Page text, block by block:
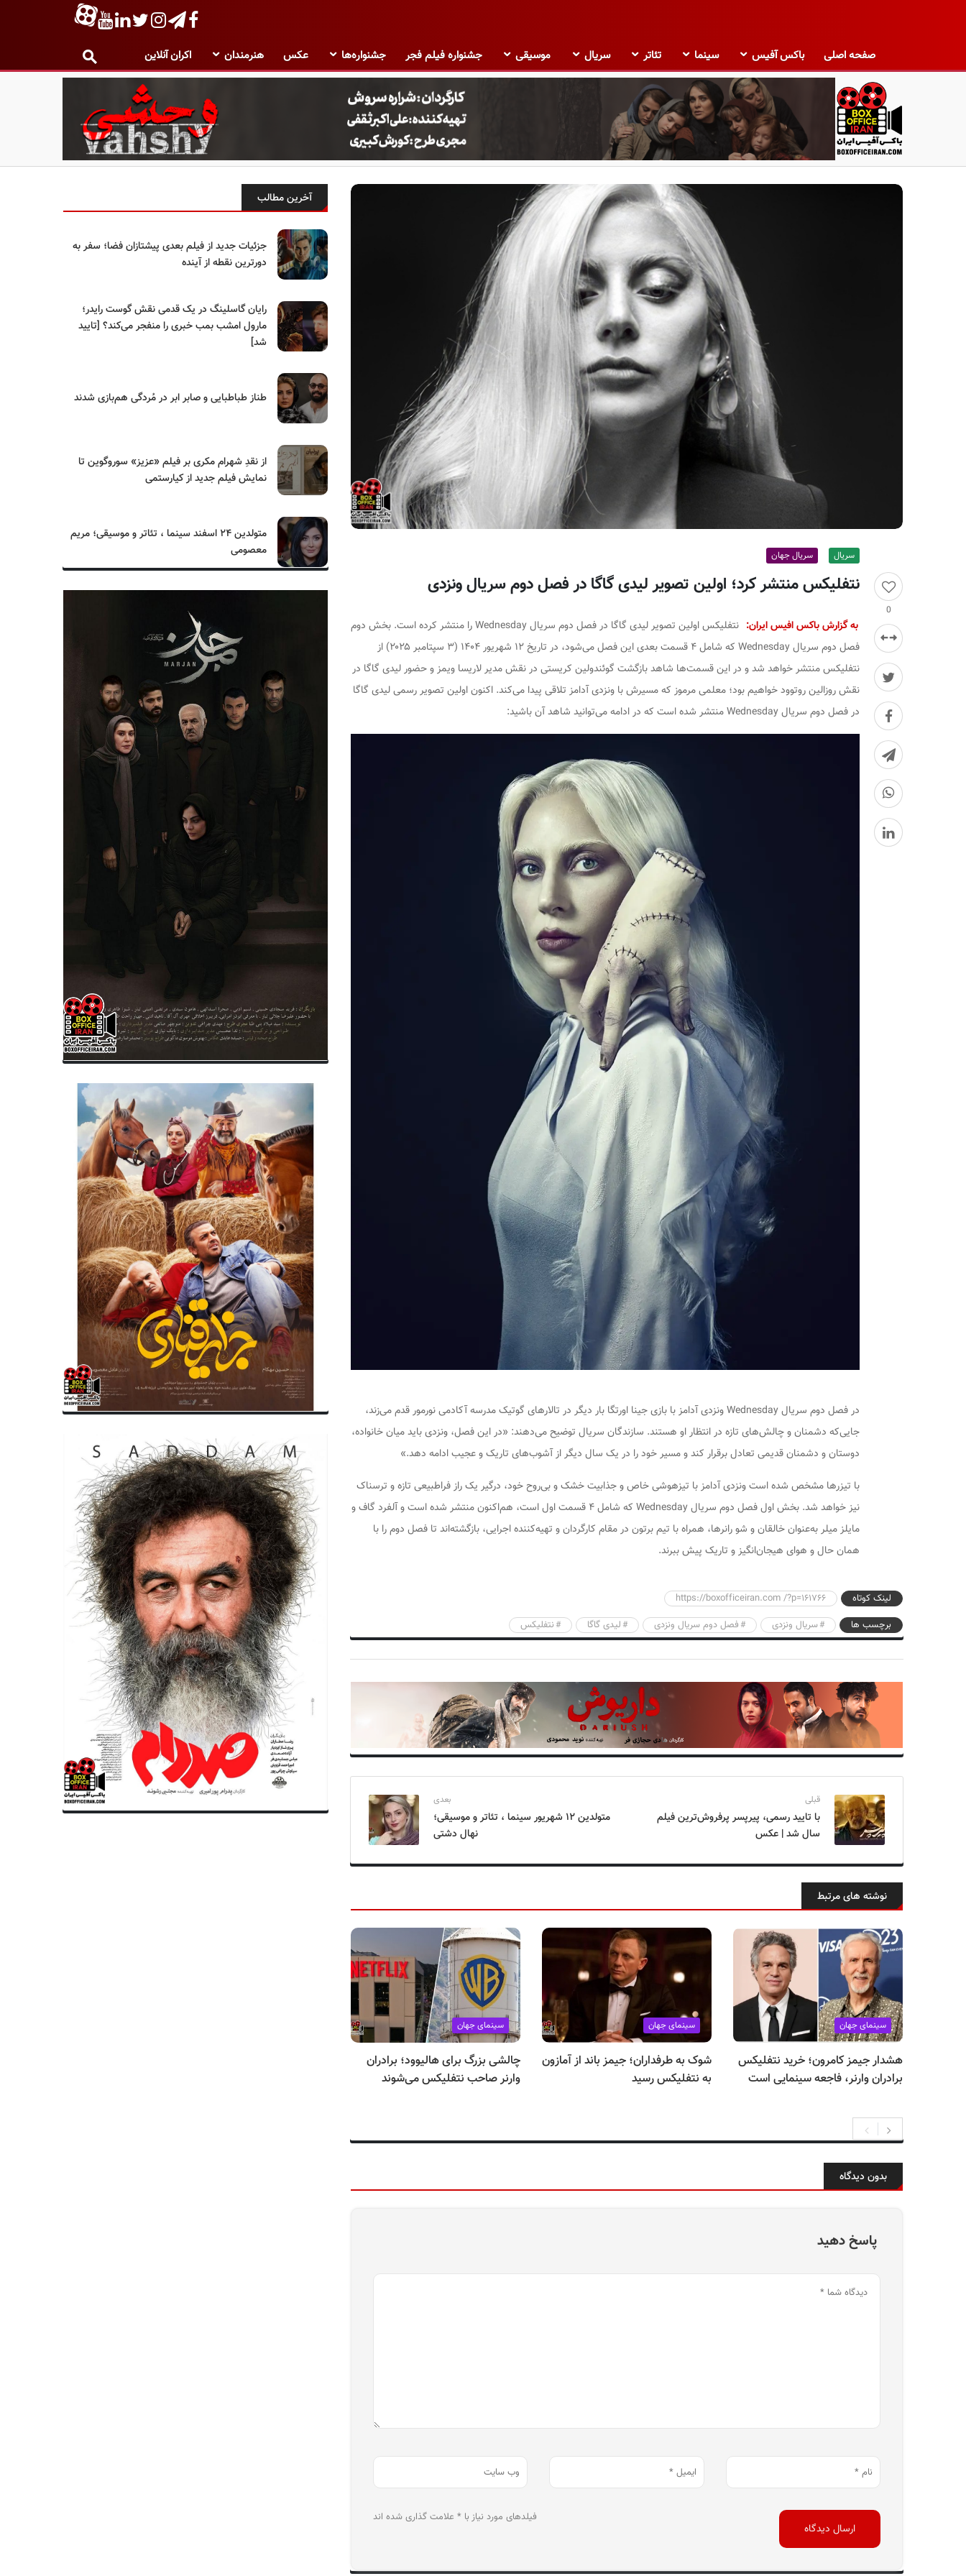
صفحه اصلی باکس آفیس سینما تئاتر سریال موسیقی جشنواره فیلم فجر جشنواره‌ها عکس هنرمندان اکران آنلاین
ب
ک
0
سریال سریال جهان
نتفلیکس منتشر کرد؛ اولین تصویر لیدی گاگا در فصل دوم سریال ونزدی
به گزارش باکس افیس ایران: نتفلیکس اولین تصویر لیدی گاگا در فصل دوم سریال Wednesday را منتشر کرده است.
بخش دوم
فصل دوم سریال Wednesday که شامل ۴ قسمت بعدی این فصل می‌شود، در تاریخ ۱۲ شهریور ۱۴۰۴ (۳ سپتامبر ۲۰۲۵) از
نتفلیکس منتشر خواهد شد و در این قسمت‌ها شاهد بازگشت گوئندولین کریستی در نقش مدیر لاریسا ویمز و حضور لیدی گاگا در
نقش روزالین روتوود خواهیم بود؛ معلمی مرموز که مسیرش با ونزدی آدامز تلاقی پیدا می‌کند. اکنون اولین تصویر رسمی لیدی گاگا
در فصل دوم سریال Wednesday منتشر شده است که در ادامه می‌توانید شاهد آن باشید:
در فصل دوم سریال Wednesday ونزدی آدامز با بازی جینا اورتگا بار دیگر در تالارهای گوتیک مدرسه آکادمی نورمور قدم می‌زند،
جایی‌که دشمنان و چالش‌های تازه در انتظار او هستند. سازندگان سریال توضیح می‌دهند: «در این فصل، ونزدی باید میان خانواده،
دوستان و دشمنان قدیمی تعادل برقرار کند و مسیر خود را در یک سال دیگر از آشوب‌های تاریک و عجیب ادامه دهد.»
با تیزرها مشخص شده است ونزدی آدامز با تیزهوشی خاص و جذابیت خشک و بی‌روح خود، درگیر یک راز فراطبیعی تازه و ترسناک
نیز خواهد شد. بخش اول فصل دوم سریال Wednesday که شامل ۴ قسمت اول است، هم‌اکنون منتشر شده است و آلفرد گاف و
مایلز میلر به‌عنوان خالقان و شو رانرها، همراه با تیم برتون در مقام کارگردان و تهیه‌کننده اجرایی، بازگشته‌اند تا فصل دوم را با
همان حال و هوای هیجان‌انگیز و تاریک پیش ببرند.
لینک کوتاه
https://boxofficeiran.com /?p=161766
برچسب ها
سریال ونزدی فصل دوم سریال ونزدی لیدی گاگا نتفلیکس
قبلی
با تایید رسمی، پیرپسر پرفروش‌ترین فیلم
سال شد | عکس
بعدی
متولدین ۱۲ شهریور سینما ، تئاتر و موسیقی؛
نهال دشتی
نوشته های مرتبط
سینمای جهان
هشدار جیمز کامرون؛ خرید نتفلیکس
برادران وارنر، فاجعه سینمایی است
سینمای جهان
شوک به طرفداران؛ جیمز باند از آمازون
به نتفلیکس رسید
سینمای جهان
چالشی بزرگ برای هالیوود؛ برادران
وارنر صاحب نتفلیکس می‌شوند
بدون دیدگاه
پاسخ دهید
فیلدهای مورد نیاز با * علامت گذاری شده اند
آخرین مطالب
جزئیات جدید از فیلم بعدی پیشتازان فضا؛ سفر به
دورترین نقطه از آینده
رایان گاسلینگ در یک قدمی نقش گوست رایدر؛
مارول امشب بمب خبری را منفجر می‌کند؟ [تایید
شد]
طناز طباطبایی و صابر ابر در مُردگی هم‌بازی شدند
از نقدِ شهرام مکری بر فیلم «عزیز» سوروگوین تا
نمایش فیلم جدید از کیارستمی
متولدین ۲۴ اسفند سینما ، تئاتر و موسیقی؛ مریم
معصومی